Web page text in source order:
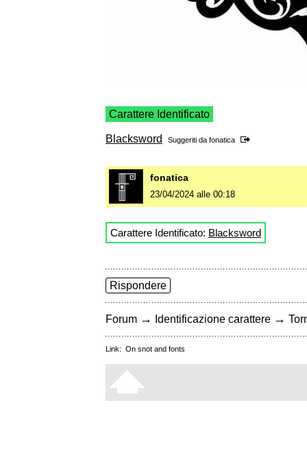
Carattere Identificato
Blacksword Suggeriti da fonatica
fonatica
23/04/2024 alle 00:18
Carattere Identificato: Blacksword
Rispondere
Forum → Identificazione carattere →
Link: On snot and fonts